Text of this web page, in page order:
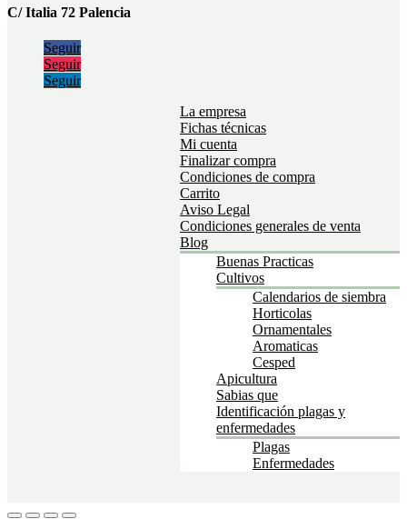
C/ Italia 72 Palencia
Seguir
Seguir
Seguir
La empresa
Fichas técnicas
Mi cuenta
Finalizar compra
Condiciones de compra
Carrito
Aviso Legal
Condiciones generales de venta
Blog
Buenas Practicas
Cultivos
Calendarios de siembra
Horticolas
Ornamentales
Aromaticas
Cesped
Apicultura
Sabias que
Identificación plagas y
enfermedades
Plagas
Enfermedades